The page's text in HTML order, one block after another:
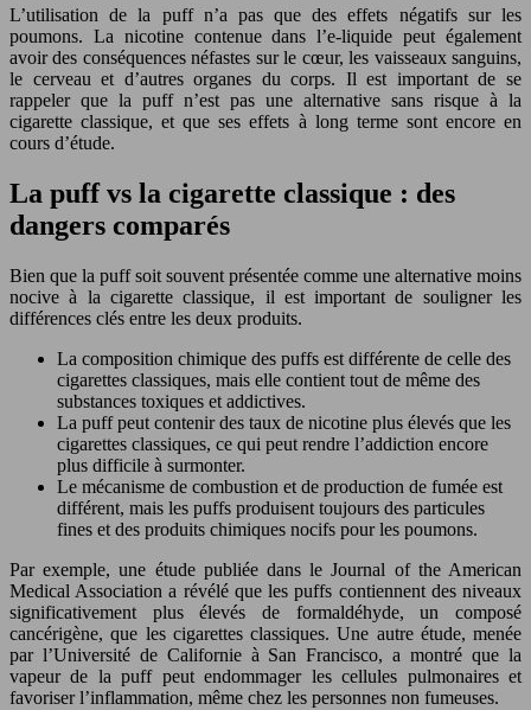
L’utilisation de la puff n’a pas que des effets négatifs sur les
poumons. La nicotine contenue dans l’e-liquide peut également
avoir des conséquences néfastes sur le cœur, les vaisseaux sanguins,
le cerveau et d’autres organes du corps. Il est important de se
rappeler que la puff n’est pas une alternative sans risque à la
cigarette classique, et que ses effets à long terme sont encore en
cours d’étude.
La puff vs la cigarette classique : des
dangers comparés
Bien que la puff soit souvent présentée comme une alternative moins
nocive à la cigarette classique, il est important de souligner les
différences clés entre les deux produits.
La composition chimique des puffs est différente de celle des
cigarettes classiques, mais elle contient tout de même des
substances toxiques et addictives.
La puff peut contenir des taux de nicotine plus élevés que les
cigarettes classiques, ce qui peut rendre l’addiction encore
plus difficile à surmonter.
Le mécanisme de combustion et de production de fumée est
différent, mais les puffs produisent toujours des particules
fines et des produits chimiques nocifs pour les poumons.
Par exemple, une étude publiée dans le Journal of the American
Medical Association a révélé que les puffs contiennent des niveaux
significativement plus élevés de formaldéhyde, un composé
cancérigène, que les cigarettes classiques. Une autre étude, menée
par l’Université de Californie à San Francisco, a montré que la
vapeur de la puff peut endommager les cellules pulmonaires et
favoriser l’inflammation, même chez les personnes non fumeuses.